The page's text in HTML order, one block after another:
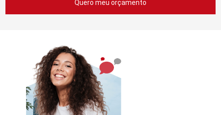
Quero meu orçamento